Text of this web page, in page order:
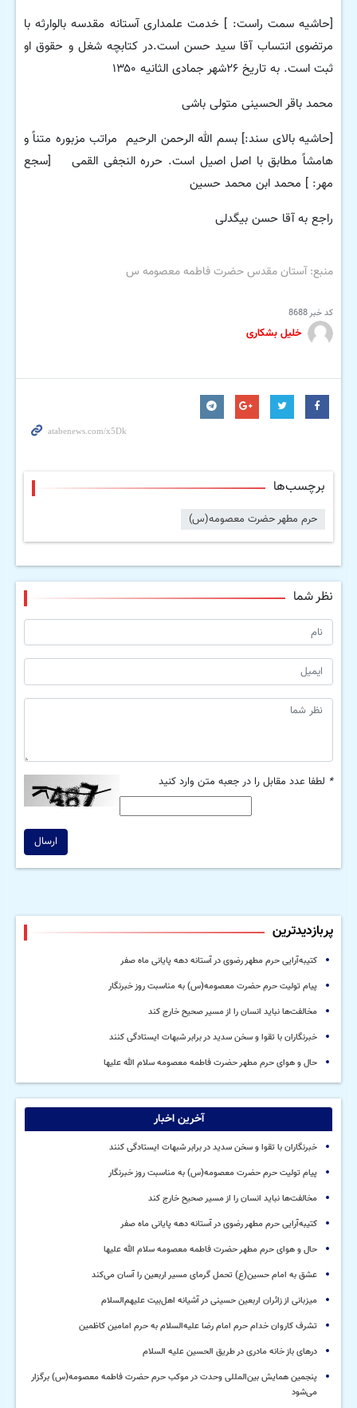
[حاشیه سمت راست: ] خدمت علمداری آستانه مقدسه بالوارثه با
مرتضوی انتساب آقا سید حسن است.در کتابچه شغل و حقوق او
ثبت است. به تاریخ ۲۶شهر جمادی الثانیه ۱۳۵۰
محمد باقر الحسینی متولی باشی
[حاشیه بالای سند:] بسم الله الرحمن الرحیم مراتب مزبوره متناً و
هامشاً مطابق با اصل اصیل است. حرره النجفی القمی [سجع
مهر: ] محمد ابن محمد حسین
راجع به آقا حسن بیگدلی
منبع: آستان مقدس حضرت فاطمه معصومه س
کد خبر8688
خلیل بشکاری
برچسب‌ها
حرم مطهر حضرت معصومه(س)
نظر شما
* لطفا عدد مقابل را در جعبه متن وارد کنید
ارسال
پربازدیدترین
کتیبه‌آرایی حرم مطهر رضوی در آستانه دهه پایانی ماه صفر
پیام تولیت حرم حضرت معصومه(س) به مناسبت روز خبرنگار
مخالفت‌ها نباید انسان را از مسیر صحیح خارج کند
خبرنگاران با تقوا و سخن سدید در برابر شبهات ایستادگی کنند
حال و هوای حرم مطهر حضرت فاطمه معصومه سلام الله علیها
آخرین اخبار
خبرنگاران با تقوا و سخن سدید در برابر شبهات ایستادگی کنند
پیام تولیت حرم حضرت معصومه(س) به مناسبت روز خبرنگار
مخالفت‌ها نباید انسان را از مسیر صحیح خارج کند
کتیبه‌آرایی حرم مطهر رضوی در آستانه دهه پایانی ماه صفر
حال و هوای حرم مطهر حضرت فاطمه معصومه سلام الله علیها
عشق به امام حسین(ع) تحمل گرمای مسیر اربعین را آسان می‌کند
میزبانی از زائران اربعین حسینی در آشیانه اهل‌بیت علیهم‌السلام
تشرف کاروان خدام حرم امام رضا علیه‌السلام به حرم امامین کاظمین
درهای باز خانه مادری در طریق الحسین علیه السلام
پنجمین همایش بین‌المللی وحدت در موکب حرم حضرت فاطمه معصومه(س) برگزار
می‌شود